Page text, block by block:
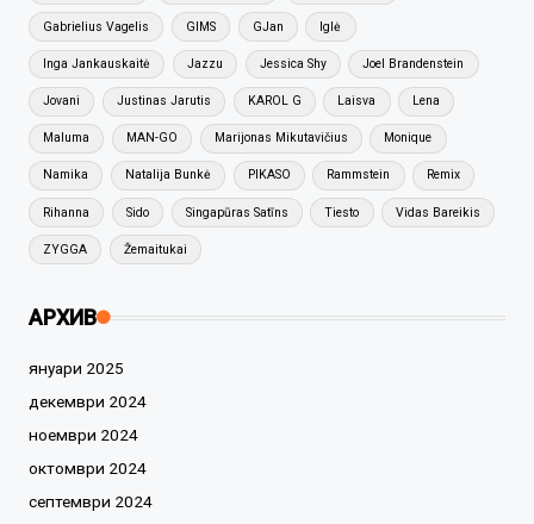
Gabrielius Vagelis GIMS GJan Iglė
Inga Jankauskaitė Jazzu Jessica Shy Joel Brandenstein
Jovani Justinas Jarutis KAROL G Laisva Lena
Maluma MAN-GO Marijonas Mikutavičius Monique
Namika Natalija Bunkė PIKASO Rammstein Remix
Rihanna Sido Singapūras Satīns Tiesto Vidas Bareikis
ZYGGA Žemaitukai
АРХИВ
януари 2025
декември 2024
ноември 2024
октомври 2024
септември 2024